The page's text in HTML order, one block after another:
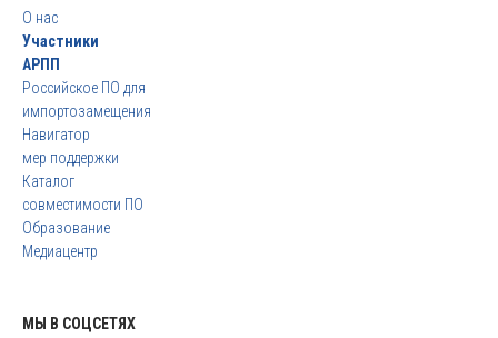
О нас
Участники
АРПП
Российское ПО для
импортозамещения
Навигатор
мер поддержки
Каталог
совместимости ПО
Образование
Медиацентр
МЫ В СОЦСЕТЯХ